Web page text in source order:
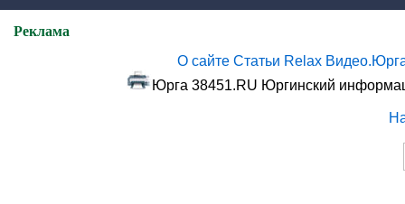
Реклама
О сайте Статьи Relax
Юрга 38451.RU Юргинский